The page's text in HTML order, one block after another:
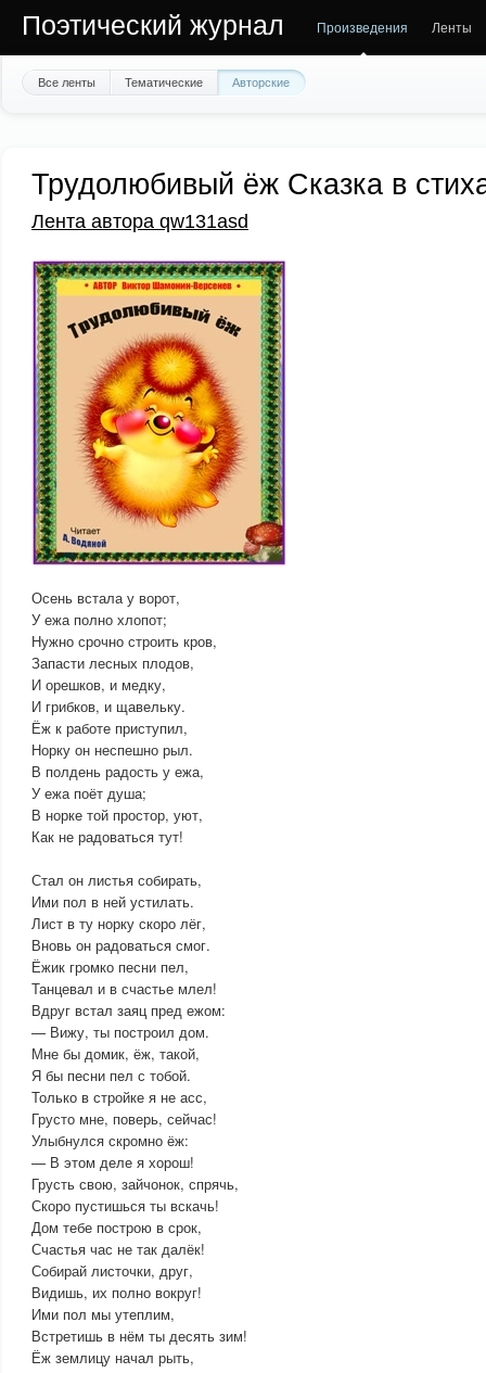
Поэтический журнал Произведения Ленты
Все ленты Тематические Авторские
Трудолюбивый ёж Сказка в
Лента автора qw131asd
Осень встала у ворот,
У ежа полно хлопот;
Нужно срочно строить кров,
Запасти лесных плодов,
И орешков, и медку,
И грибков, и щавельку.
Ёж к работе приступил,
Норку он неспешно рыл.
В полдень радость у ежа,
У ежа поёт душа;
В норке той простор, уют,
Как не радоваться тут!
Стал он листья собирать,
Ими пол в ней устилать.
Лист в ту норку скоро лёг,
Вновь он радоваться смог.
Ёжик громко песни пел,
Танцевал и в счастье млел!
Вдруг встал заяц пред ежом:
— Вижу, ты построил дом.
Мне бы домик, ёж, такой,
Я бы песни пел с тобой.
Только в стройке я не асс,
Грусто мне, поверь, сейчас!
Улыбнулся скромно ёж:
— В этом деле я хорош!
Грусть свою, зайчонок, спрячь,
Скоро пустишься ты вскачь!
Дом тебе построю в срок,
Счастья час не так далёк!
Собирай листочки, друг,
Видишь, их полно вокруг!
Ими пол мы утеплим,
Встретишь в нём ты десять зим!
Ёж землицу начал рыть,